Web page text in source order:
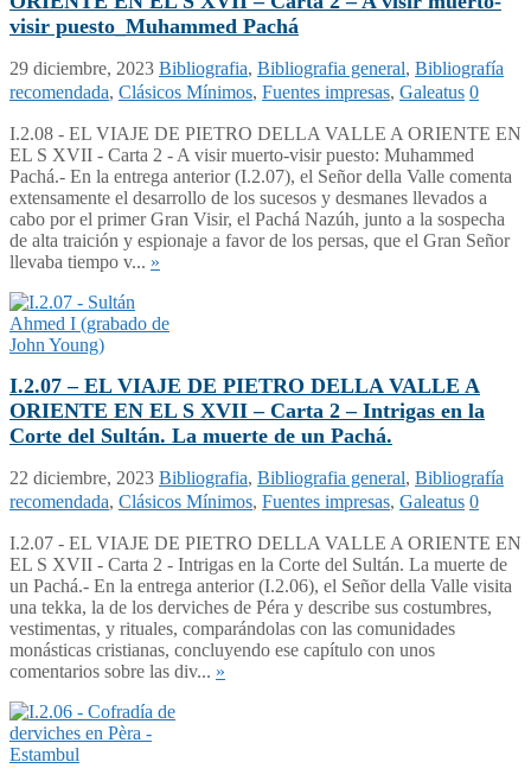
visir puesto_Muhammed Pachá
29 diciembre, 2023 Bibliografia, Bibliografia general, Bibliografía
recomendada, Clásicos Mínimos, Fuentes impresas, Galeatus 0
I.2.08 - EL VIAJE DE PIETRO DELLA VALLE A ORIENTE EN
EL S XVII - Carta 2 - A visir muerto-visir puesto: Muhammed
Pachá.- En la entrega anterior (I.2.07), el Señor della Valle comenta
extensamente el desarrollo de los sucesos y desmanes llevados a
cabo por el primer Gran Visir, el Pachá Nazúh, junto a la sospecha
de alta traición y espionaje a favor de los persas, que el Gran Señor
llevaba tiempo v... »
I.2.07 – EL VIAJE DE PIETRO DELLA VALLE A
ORIENTE EN EL S XVII – Carta 2 – Intrigas en la
Corte del Sultán. La muerte de un Pachá.
22 diciembre, 2023 Bibliografia, Bibliografia general, Bibliografía
recomendada, Clásicos Mínimos, Fuentes impresas, Galeatus 0
I.2.07 - EL VIAJE DE PIETRO DELLA VALLE A ORIENTE EN
EL S XVII - Carta 2 - Intrigas en la Corte del Sultán. La muerte de
un Pachá.- En la entrega anterior (I.2.06), el Señor della Valle visita
una tekka, la de los derviches de Péra y describe sus costumbres,
vestimentas, y rituales, comparándolas con las comunidades
monásticas cristianas, concluyendo ese capítulo con unos
comentarios sobre las div... »